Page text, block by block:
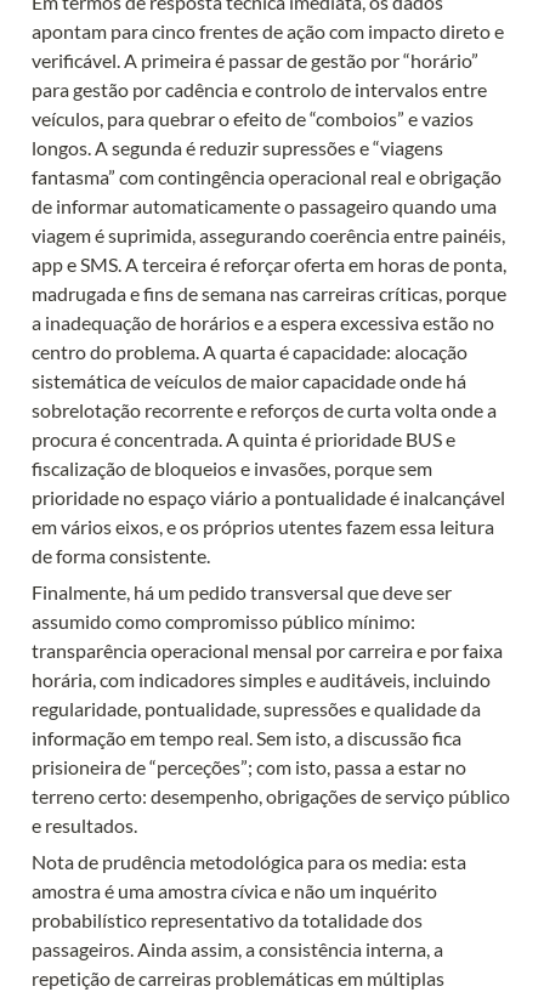
apontam para cinco frentes de ação com impacto direto e
verificável. A primeira é passar de gestão por “horário”
para gestão por cadência e controlo de intervalos entre
veículos, para quebrar o efeito de “comboios” e vazios
longos. A segunda é reduzir supressões e “viagens
fantasma” com contingência operacional real e obrigação
de informar automaticamente o passageiro quando uma
viagem é suprimida, assegurando coerência entre painéis,
app e SMS. A terceira é reforçar oferta em horas de ponta,
madrugada e fins de semana nas carreiras críticas, porque
a inadequação de horários e a espera excessiva estão no
centro do problema. A quarta é capacidade: alocação
sistemática de veículos de maior capacidade onde há
sobrelotação recorrente e reforços de curta volta onde a
procura é concentrada. A quinta é prioridade BUS e
fiscalização de bloqueios e invasões, porque sem
prioridade no espaço viário a pontualidade é inalcançável
em vários eixos, e os próprios utentes fazem essa leitura
de forma consistente.
Finalmente, há um pedido transversal que deve ser
assumido como compromisso público mínimo:
transparência operacional mensal por carreira e por faixa
horária, com indicadores simples e auditáveis, incluindo
regularidade, pontualidade, supressões e qualidade da
informação em tempo real. Sem isto, a discussão fica
prisioneira de “perceções”; com isto, passa a estar no
terreno certo: desempenho, obrigações de serviço público
e resultados.
Nota de prudência metodológica para os media: esta
amostra é uma amostra cívica e não um inquérito
probabilístico representativo da totalidade dos
passageiros. Ainda assim, a consistência interna, a
repetição de carreiras problemáticas em múltiplas